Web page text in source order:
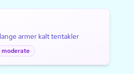
armer kalt tentakler
moderate